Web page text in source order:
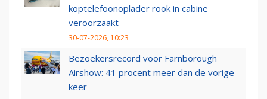
koptelefoonoplader rook in cabine
veroorzaakt
30-07-2026, 10:23
Bezoekersrecord voor Farnborough
Airshow: 41 procent meer dan de vorige
keer